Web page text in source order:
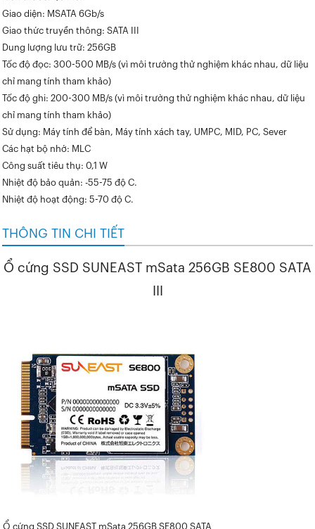
Giao diện: MSATA 6Gb/s
Giao thức truyền thông: SATA III
Dung lượng lưu trữ: 256GB
Tốc độ đọc: 300-500 MB/s (vì môi trường thử nghiệm khác nhau, dữ liệu
chỉ mang tính tham khảo)
Tốc độ ghi: 200-300 MB/s (vì môi trường thử nghiệm khác nhau, dữ liệu
chỉ mang tính tham khảo)
Sử dụng: Máy tính để bàn, Máy tính xách tay, UMPC, MID, PC, Sever
Các hạt bộ nhớ: MLC
Công suất tiêu thụ: 0,1 W
Nhiệt độ bảo quản: -55-75 độ C.
Nhiệt độ hoạt động: 5-70 độ C.
THÔNG TIN CHI TIẾT
Ổ cứng SSD SUNEAST mSata 256GB SE800 SATA
Ổ cứng SSD SUNEAST mSata 256GB SE800 SATA